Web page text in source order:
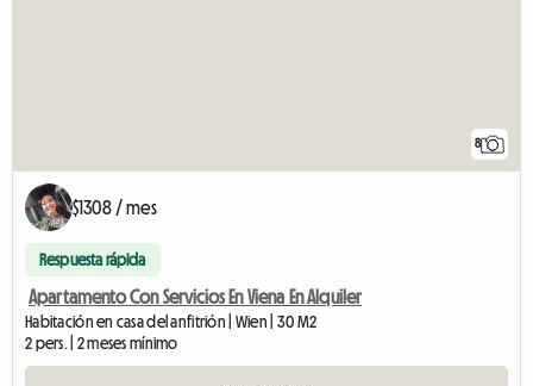
8
$1308 / mes
Respuesta rápida
Apartamento Con Servicios En Viena En Alquiler
Habitación en casa del anfitrión | Wien | 30 M2
2 pers. | 2 meses mínimo